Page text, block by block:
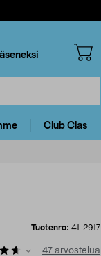
Club Clas
Tuotenro: 41-2917
47 arvostelua